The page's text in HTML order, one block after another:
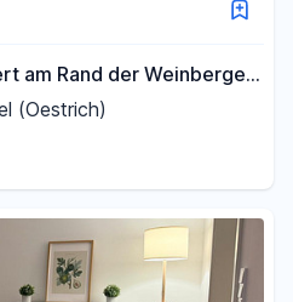
am Rand der Weinberge
(Oestrich)